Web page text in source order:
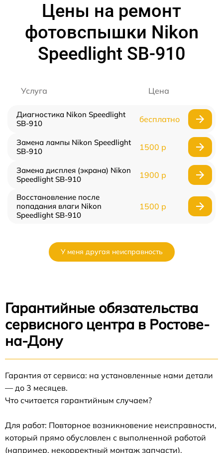
Цены на ремонт
фотовспышки Nikon
Speedlight SB-910
Услуга Цена
Диагностика Nikon Speedlight
SB-910
бесплатно
Замена лампы Nikon Speedlight
SB-910
1500 р
Замена дисплея (экрана) Nikon
Speedlight SB-910
1900 р
Восстановление после
попадания влаги Nikon
Speedlight SB-910
1500 р
У меня другая неисправность
Гарантийные обязательства
сервисного центра в Ростове-
на-Дону
Гарантия от сервиса: на установленные нами детали
— до 3 месяцев.
Что считается гарантийным случаем?
Для работ: Повторное возникновение неисправности,
который прямо обусловлен с выполненной работой
(например, некорректный монтаж запчасти).